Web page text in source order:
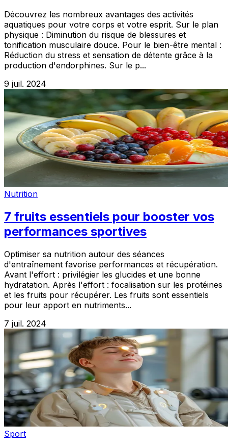
Découvrez les nombreux avantages des activités
aquatiques pour votre corps et votre esprit. Sur le plan
physique : Diminution du risque de blessures et
tonification musculaire douce. Pour le bien-être mental :
Réduction du stress et sensation de détente grâce à la
production d'endorphines. Sur le p...
9 juil. 2024
Nutrition
7 fruits essentiels pour booster vos
performances sportives
Optimiser sa nutrition autour des séances
d'entraînement favorise performances et récupération.
Avant l'effort : privilégier les glucides et une bonne
hydratation. Après l'effort : focalisation sur les protéines
et les fruits pour récupérer. Les fruits sont essentiels
pour leur apport en nutriments...
7 juil. 2024
Sport